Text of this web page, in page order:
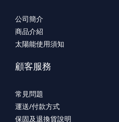
公司簡介
商品介紹
太陽能使用須知
顧客服務
常見問題
運送/付款方式
保固及退換貨說明